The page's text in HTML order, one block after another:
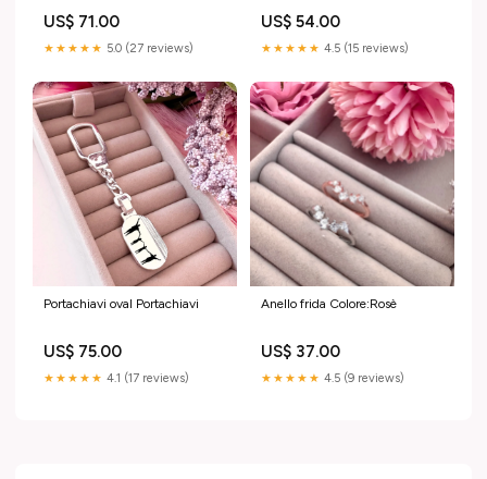
US$ 71.00
★★★★★ 5.0 (27 reviews)
US$ 54.00
★★★★★ 4.5 (15 reviews)
Portachiavi oval Portachiavi
US$ 75.00
★★★★★ 4.1 (17 reviews)
Anello frida Colore:Rosè
US$ 37.00
★★★★★ 4.5 (9 reviews)